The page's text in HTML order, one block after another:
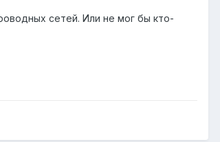
сетей. Или не мог бы кто-